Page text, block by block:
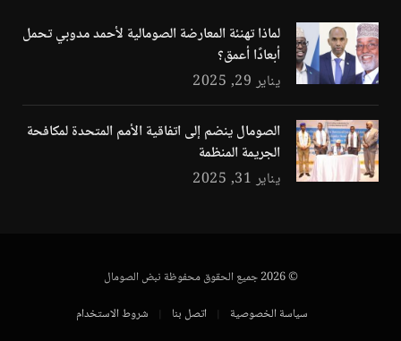
لماذا تهنئة المعارضة الصومالية لأحمد مدوبي تحمل
أبعادًا أعمق؟
يناير 29, 2025
الصومال ينضم إلى اتفاقية الأمم المتحدة لمكافحة
الجريمة المنظمة
يناير 31, 2025
© 2026 جميع الحقوق محفوظة نبض الصومال
سياسة الخصوصية
اتصل بنا شروط الاستخدام